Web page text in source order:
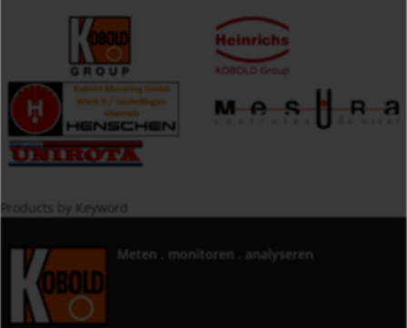
Products by Keyword
Meten . monitoren . analyseren